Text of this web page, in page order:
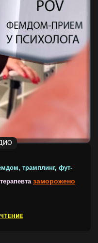
трамплинг, фут-
заморожено